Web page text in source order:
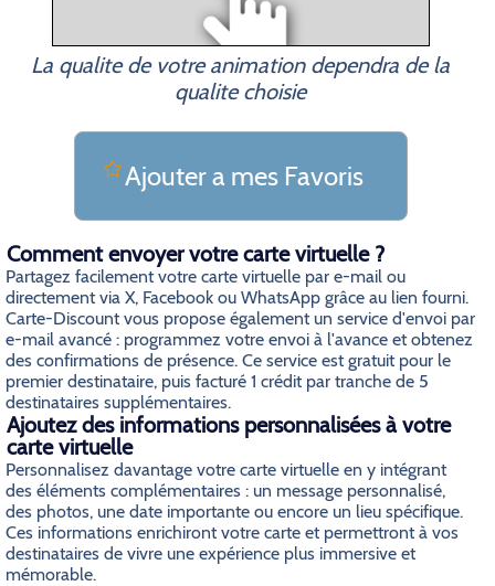
La qualite de votre animation dependra de la
qualite choisie
Ajouter a mes Favoris
Comment envoyer votre carte virtuelle ?
Partagez facilement votre carte virtuelle par e-mail ou
directement via X, Facebook ou WhatsApp grâce au lien fourni.
Carte-Discount vous propose également un service d'envoi par
e-mail avancé : programmez votre envoi à l'avance et obtenez
des confirmations de présence. Ce service est gratuit pour le
premier destinataire, puis facturé 1 crédit par tranche de 5
destinataires supplémentaires.
Ajoutez des informations personnalisées à votre
carte virtuelle
Personnalisez davantage votre carte virtuelle en y intégrant
des éléments complémentaires : un message personnalisé,
des photos, une date importante ou encore un lieu spécifique.
Ces informations enrichiront votre carte et permettront à vos
destinataires de vivre une expérience plus immersive et
mémorable.